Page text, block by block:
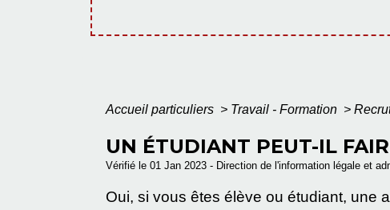
Accueil particuliers > Travail - Formation >
UN ÉTUDIANT PEUT-IL
Vérifié le 01 Jan 2023 - Direction de l'information légale et
Oui, si vous êtes élève ou étudiant, une